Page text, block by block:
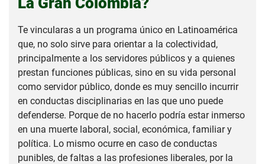
Te vincularas a un programa único en Latinoamérica
que, no solo sirve para orientar a la colectividad,
principalmente a los servidores públicos y a quienes
prestan funciones públicas, sino en su vida personal
como servidor público, donde es muy sencillo incurrir
en conductas disciplinarias en las que uno puede
defenderse. Porque de no hacerlo podría estar inmerso
en una muerte laboral, social, económica, familiar y
política. Lo mismo ocurre en caso de conductas
punibles, de faltas a las profesiones liberales, por la